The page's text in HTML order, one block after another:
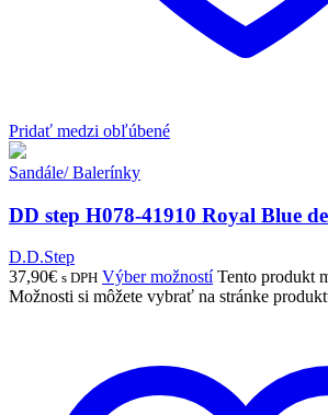
Pridať medzi obľúbené
Sandále/ Balerínky
DD step H078-41910 Royal Blue
D.D.Step
37,90€ s DPH Výber možností Tento produkt
Možnosti si môžete vybrať na stránke